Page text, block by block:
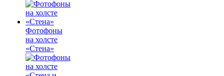
Фотофоны
на холсте
«Стена»